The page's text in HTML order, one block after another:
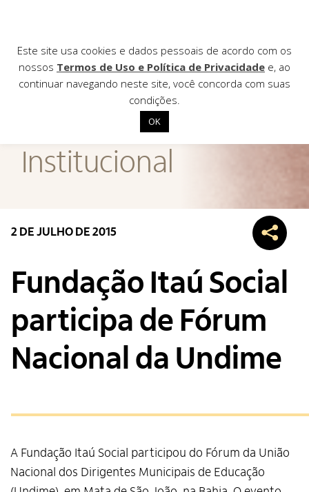
Institucional
Contato
Institucional
2 DE JULHO DE 2015
Fundação Itaú Social
participa de Fórum
Nacional da Undime
A Fundação Itaú Social participou do Fórum da União
Nacional dos Dirigentes Municipais de Educação
Este site usa cookies e dados pessoais de acordo com os
nossos Termos de Uso e Política de Privacidade e, ao
continuar navegando neste site, você concorda com suas
condições.
OK